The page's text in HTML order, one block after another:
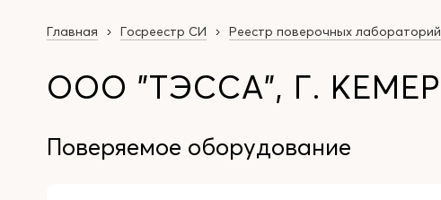
Главная Госреестр СИ Реестр поверочных лабораторий
ООО "ТЭССА", Г.
Поверяемое оборудование